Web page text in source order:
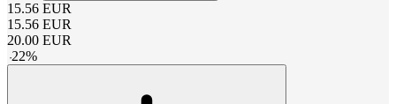
15.56 EUR
15.56 EUR
20.00 EUR
-22%